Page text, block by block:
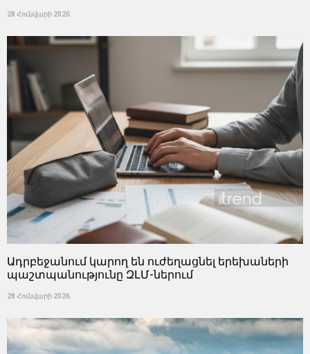
28 Հունվարի 2026
Ադրբեջանում կարող են ուժեղացնել երեխաների
պաշտպանությունը ԶԼՄ-ներում
28 Հունվարի 2026